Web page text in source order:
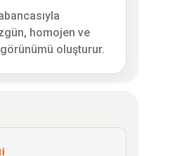
homojen ve
oluşturur.